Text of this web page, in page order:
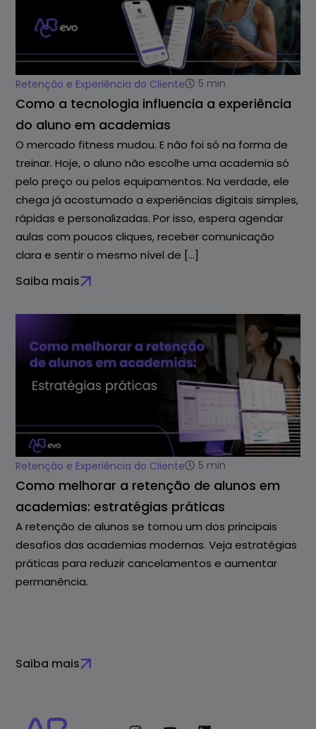
Retenção e Experiência do Cliente 5 min
Como a tecnologia influencia a experiência
do aluno em academias
O mercado fitness mudou. E não foi só na forma de
treinar. Hoje, o aluno não escolhe uma academia só
pelo preço ou pelos equipamentos. Na verdade, ele
chega já acostumado a experiências digitais simples,
rápidas e personalizadas. Por isso, espera agendar
aulas com poucos cliques, receber comunicação
clara e sentir o mesmo nível de […]
Saiba mais
Retenção e Experiência do Cliente 5 min
Como melhorar a retenção de alunos em
academias: estratégias práticas
A retenção de alunos se tornou um dos principais
desafios das academias modernas. Veja estratégias
práticas para reduzir cancelamentos e aumentar
permanência.
Saiba mais